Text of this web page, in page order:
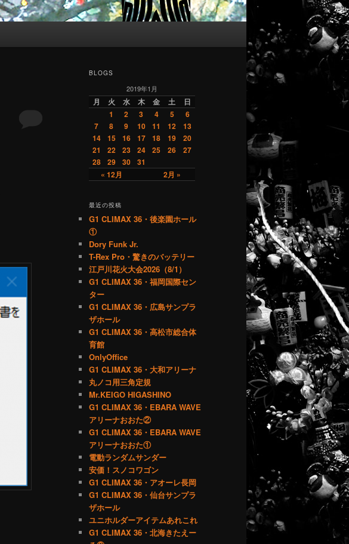
BLOGS
2019年1月
月 火 水 木 金 土 日
« 12月 2月 »
1 2 3 4 5
6
7
8 9 10 11 12
13
14
15 16 17 18 19
20
21
22 23 24 25 26
27
28
29 30 31
最近の投稿
G1 CLIMAX 36・後楽園ホール
①
Dory Funk Jr.
T-Rex Pro・驚きのバッテリー
江戸川花火大会2026（8/1）
G1 CLIMAX 36・福岡国際セン
ター
G1 CLIMAX 36・広島サンプラ
ザホール
G1 CLIMAX 36・高松市総合体
育館
OnlyOffice
G1 CLIMAX 36・大和アリーナ
丸ノコ用三角定規
Mr.KEIGO HIGASHINO
G1 CLIMAX 36・EBARA WAVE
アリーナおおた②
G1 CLIMAX 36・EBARA WAVE
アリーナおおた①
電動ランダムサンダー
安価！スノコワゴン
G1 CLIMAX 36・アオーレ長岡
G1 CLIMAX 36・仙台サンプラ
ザホール
ユニホルダーアイテムあれこれ
G1 CLIMAX 36・北海きたえー